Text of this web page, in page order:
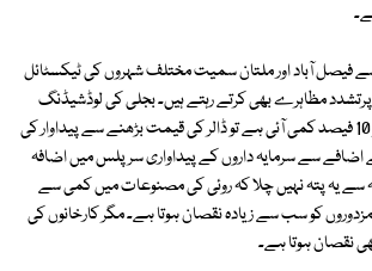
فیصل آباد اور ملتان سمیت مختلف شہروں کی ٹیکسٹائل
پرتشدد مظاہرے بھی کرتے رہتے ہیں۔ بجلی کی لوڈشیڈنگ
کے باعث پیداوار میں اگر 10 فیصد کمی آئی ہے تو ڈالر کی قیمت بڑھنے سے پیداوار کی
35 فیصد کے اضافے سے سرمایہ داروں کے پیداواری سر پلس میں اضافہ
یہ پتہ نہیں چلا کہ روئی کی مصنوعات میں کمی سے
کو سب سے زیادہ نقصان ہوتا ہے۔ مگر کارخانوں کی
نقصان ہوتا ہے۔